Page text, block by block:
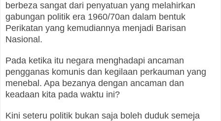
berbeza sangat dari penyatuan yang melahirkan
gabungan politik era 1960/70an dalam bentuk
Perikatan yang kemudiannya menjadi Barisan
Nasional.
Pada ketika itu negara menghadapi ancaman
pengganas komunis dan kegilaan perkauman yang
menebal. Apa bezanya dengan ancaman dan
keadaan kita pada waktu ini?
Kini seteru politik bukan saja boleh duduk semeja